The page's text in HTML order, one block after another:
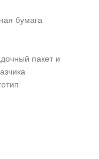
бумага
пакет и